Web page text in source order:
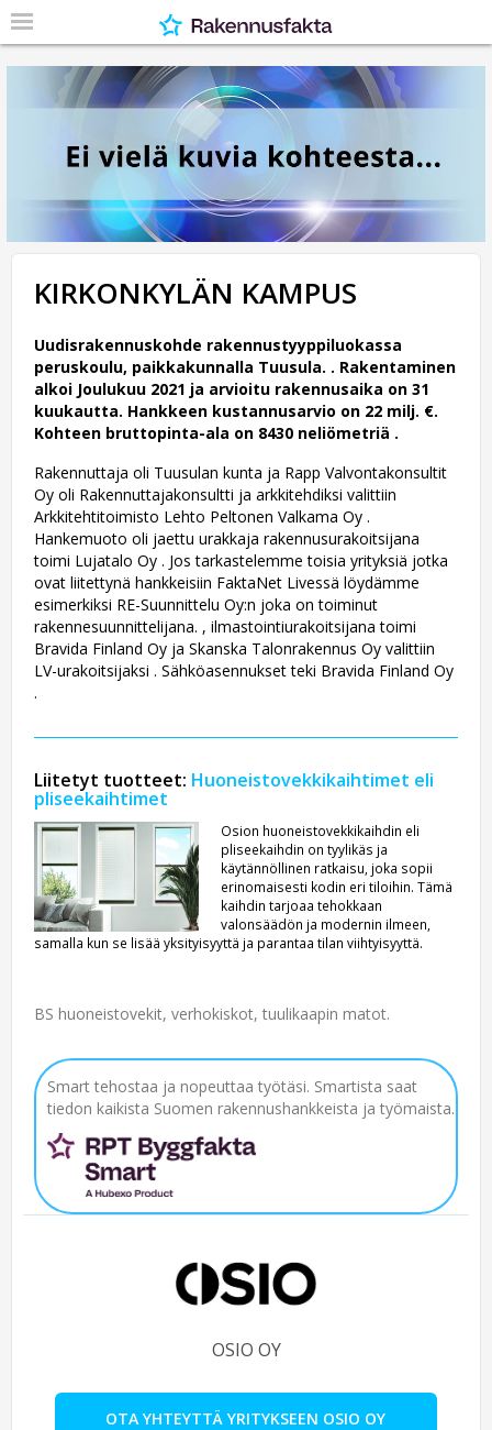
KIRKONKYLÄN KAMPUS
Uudisrakennuskohde rakennustyyppiluokassa
peruskoulu, paikkakunnalla Tuusula. . Rakentaminen
alkoi Joulukuu 2021 ja arvioitu rakennusaika on 31
kuukautta. Hankkeen kustannusarvio on 22 milj. €.
Kohteen bruttopinta-ala on 8430 neliömetriä .
Rakennuttaja oli Tuusulan kunta ja Rapp Valvontakonsultit
Oy oli Rakennuttajakonsultti ja arkkitehdiksi valittiin
Arkkitehtitoimisto Lehto Peltonen Valkama Oy .
Hankemuoto oli jaettu urakkaja rakennusurakoitsijana
toimi Lujatalo Oy . Jos tarkastelemme toisia yrityksiä jotka
ovat liitettynä hankkeisiin FaktaNet Livessä löydämme
esimerkiksi RE-Suunnittelu Oy:n joka on toiminut
rakennesuunnittelijana. , ilmastointiurakoitsijana toimi
Bravida Finland Oy ja Skanska Talonrakennus Oy valittiin
LV-urakoitsijaksi . Sähköasennukset teki Bravida Finland Oy
.
Liitetyt tuotteet: Huoneistovekkikaihtimet eli
pliseekaihtimet
Osion huoneistovekkikaihdin eli
pliseekaihdin on tyylikäs ja
käytännöllinen ratkaisu, joka sopii
erinomaisesti kodin eri tiloihin. Tämä
kaihdin tarjoaa tehokkaan
valonsäädön ja modernin ilmeen,
samalla kun se lisää yksityisyyttä ja parantaa tilan viihtyisyyttä.
BS huoneistovekit, verhokiskot, tuulikaapin matot.
Smart tehostaa ja nopeuttaa työtäsi. Smartista saat
tiedon kaikista Suomen rakennushankkeista ja työmaista.
OSIO OY
OTA YHTEYTTÄ YRITYKSEEN OSIO OY